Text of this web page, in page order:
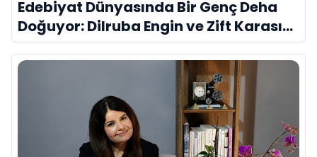
Edebiyat Dünyasında Bir Genç Deha
Doğuyor: Dilruba Engin ve Zift Karası
Evreni ‘AVENOİR’